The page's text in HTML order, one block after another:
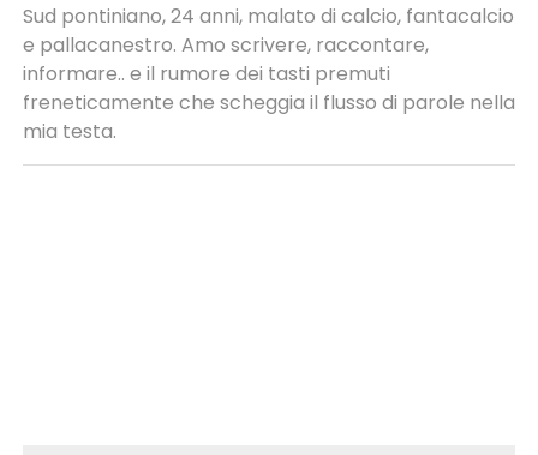
Sud pontiniano, 24 anni, malato di calcio, fantacalcio
e pallacanestro. Amo scrivere, raccontare,
informare.. e il rumore dei tasti premuti
freneticamente che scheggia il flusso di parole nella
mia testa.